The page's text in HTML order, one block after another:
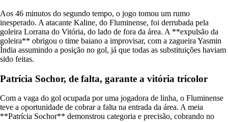
Aos 46 minutos do segundo tempo, o jogo tomou um rumo
inesperado. A atacante Kaline, do Fluminense, foi derrubada pela
goleira Lorrana do Vitória, do lado de fora da área. A **expulsão da
goleira** obrigou o time baiano a improvisar, com a zagueira Yasmin
Índia assumindo a posição no gol, já que todas as substituições haviam
sido feitas.
Patrícia Sochor, de falta, garante a vitória tricolor
Com a vaga do gol ocupada por uma jogadora de linha, o Fluminense
teve a oportunidade de cobrar a falta na entrada da área. A meia
**Patrícia Sochor** demonstrou categoria e precisão, cobrando no